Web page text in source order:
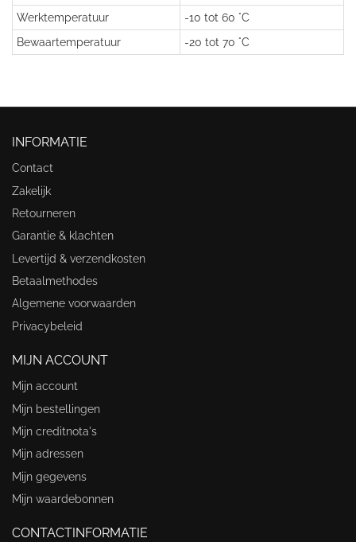
Werktemperatuur
-10 tot 60 °C
Bewaartemperatuur
-20 tot 70 °C
INFORMATIE
Contact
Zakelijk
Retourneren
Garantie & klachten
Levertijd & verzendkosten
Betaalmethodes
Algemene voorwaarden
Privacybeleid
MIJN ACCOUNT
Mijn account
Mijn bestellingen
Mijn creditnota's
Mijn adressen
Mijn gegevens
Mijn waardebonnen
CONTACTINFORMATIE